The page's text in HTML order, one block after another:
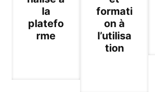
la
platefo
rme
formati
on à
l’utilisa
tion